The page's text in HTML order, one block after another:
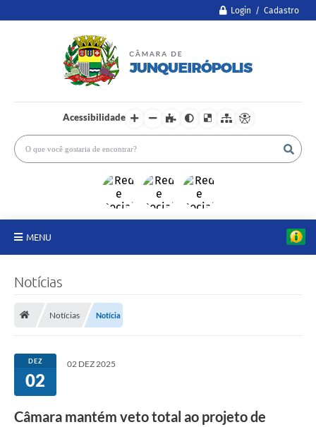
Login / Cadastro
Acessibilidade
MENU
Legislação
Atos Oficiais
Arquivos
Notícias
Notícias Notícia
DEZ
02
02 DEZ 2025
Câmara mantém veto total ao projeto de